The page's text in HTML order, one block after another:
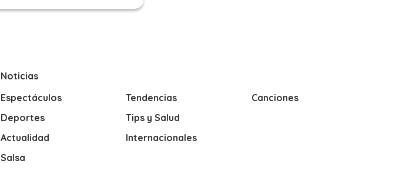
Noticias
Espectáculos
Deportes
Actualidad
Salsa
Tendencias
Tips y Salud
Internacionales
Canciones